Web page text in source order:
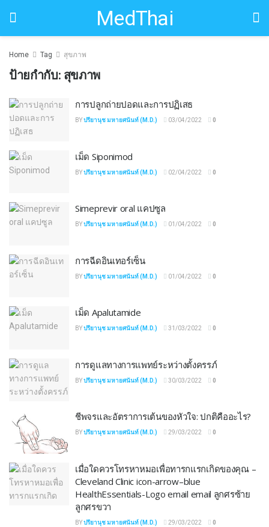
MedThai
Home Tag สุขภาพ
ป้ายกำกับ: สุขภาพ
การปลูกถ่ายปอดและการปฏิเสธ
BYปรียานุช มหายศนันท์ (M.D.) 03/04/2022 0
เม็ด Siponimod
BYปรียานุช มหายศนันท์ (M.D.) 02/04/2022 0
Simeprevir oral แคปซูล
BYปรียานุช มหายศนันท์ (M.D.) 01/04/2022 0
การฉีดอินเทอร์เซ็น
BYปรียานุช มหายศนันท์ (M.D.) 01/04/2022 0
เม็ด Apalutamide
BYปรียานุช มหายศนันท์ (M.D.) 31/03/2022 0
การดูแลทางการแพทย์ระหว่างตั้งครรภ์
BYปรียานุช มหายศนันท์ (M.D.) 30/03/2022 0
ชีพจรและอัตราการเต้นของหัวใจ: ปกติคืออะไร?
BYปรียานุช มหายศนันท์ (M.D.) 29/03/2022 0
เมื่อใดควรโทรหาหมอเพื่อทารกแรกเกิดของคุณ –
Cleveland Clinic icon-arrow–blue
HealthEssentials-Logo email email ลูกศรซ้าย
ลูกศรขวา
BYปรียานุช มหายศนันท์ (M.D.) 29/03/2022 0